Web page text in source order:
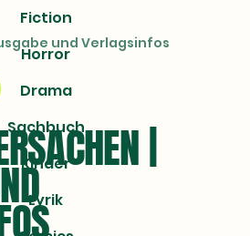
Fiction
Horror
Drama
Sachbuch
Kinder
Lyrik
und Verlagsinfos
|